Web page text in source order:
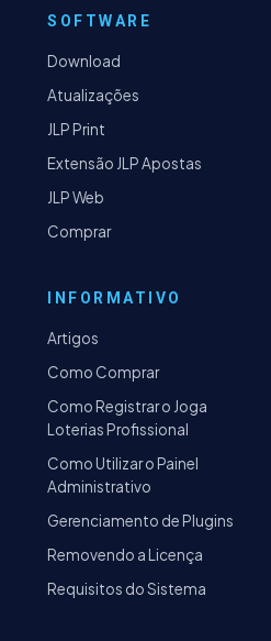
SOFTWARE
Download
Atualizações
JLP Print
Extensão JLP Apostas
JLP Web
Comprar
INFORMATIVO
Artigos
Como Comprar
Como Registrar o Joga
Loterias Profissional
Como Utilizar o Painel
Administrativo
Gerenciamento de Plugins
Removendo a Licença
Requisitos do Sistema